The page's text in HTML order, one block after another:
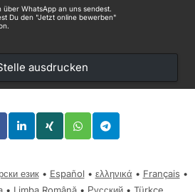
WhatsApp an uns sendest.
Du den "Jetzt online bewerben"
ausdrucken
език • Español • ελληνικά • Français •